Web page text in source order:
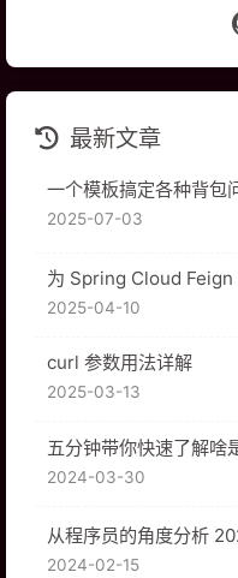
最新文章
一个模板搞定各种背包
2025-07-03
为 Spring Cloud Feign
2025-04-10
curl 参数用法详解
2025-03-13
五分钟带你快速了解啥
2024-03-30
从程序员的角度分析
2024-02-15